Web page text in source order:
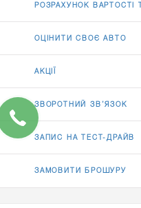
РОЗРАХУНОК ВАРТОСТІ
ОЦІНИТИ СВОЄ АВТО
АКЦІЇ
ЗВОРОТНИЙ ЗВ’ЯЗОК
ЗАПИС НА ТЕСТ-ДРАЙВ
ЗАМОВИТИ БРОШУРУ